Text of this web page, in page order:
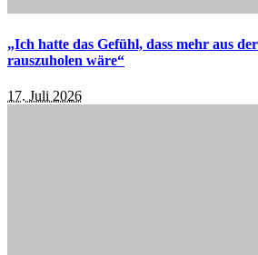
„Ich hatte das Gefühl, dass mehr aus
rauszuholen wäre“
17. Juli 2026